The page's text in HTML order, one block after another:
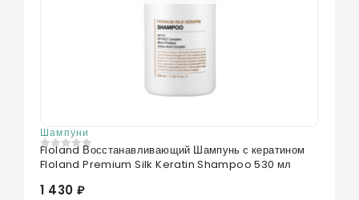
Шампуни
0из 5
Floland Восстанавливающий Шампунь с кератином
Floland Premium Silk Keratin Shampoo 530 мл
1 430 ₽